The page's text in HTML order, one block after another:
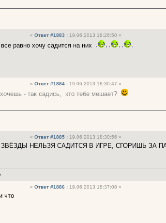
« Ответ #1883 : 19.06.2013 18:26:50 »
равно хочу садится на них
« Ответ #1884 : 19.06.2013 18:30:47 »
- так садись, кто тебе мешает?
« Ответ #1885 : 19.06.2013 18:30:56 »
ЗВЁЗДЫ НЕЛЬЗЯ САДИТСЯ В ИГРЕ, СГОРИШЬ ЗА
« Ответ #1886 : 19.06.2013 18:37:08 »
что